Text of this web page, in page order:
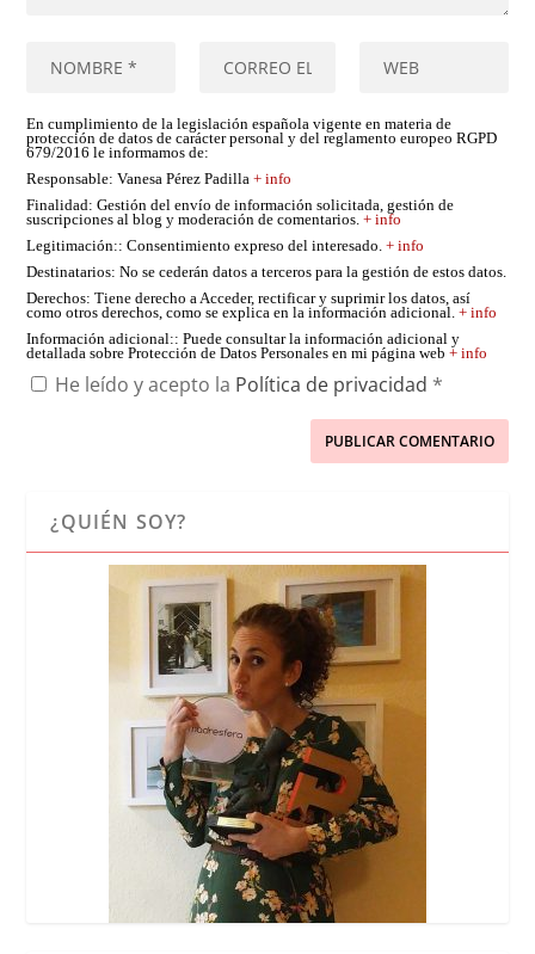
En cumplimiento de la legislación española vigente en materia de
protección de datos de carácter personal y del reglamento europeo RGPD
679/2016 le informamos de:
Responsable: Vanesa Pérez Padilla+ info
Finalidad: Gestión del envío de información solicitada, gestión de
suscripciones al blog y moderación de comentarios.+ info
Legitimación:: Consentimiento expreso del interesado.+ info
Destinatarios: No se cederán datos a terceros para la gestión de estos datos.
Derechos: Tiene derecho a Acceder, rectificar y suprimir los datos, así
como otros derechos, como se explica en la información adicional.+ info
Información adicional:: Puede consultar la información adicional y
detallada sobre Protección de Datos Personales en mi página web+ info
He leído y acepto la Política de privacidad *
¿QUIÉN SOY?